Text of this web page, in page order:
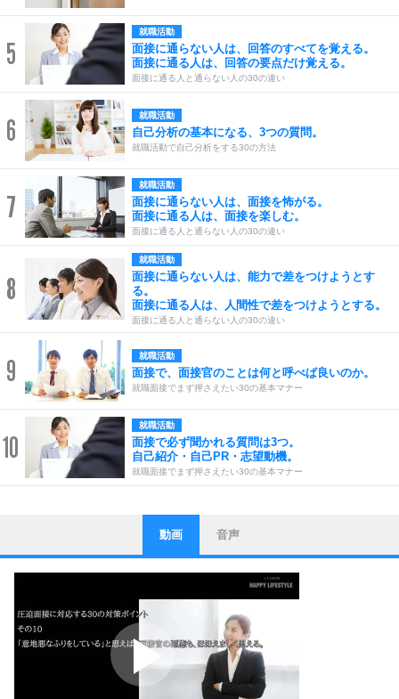
5
就職活動
面接に通らない人は、回答のすべてを覚える。
面接に通る人は、回答の要点だけ覚える。
面接に通る人と通らない人の30の違い
6 就職活動
自己分析の基本になる、3つの質問。
就職活動で自己分析をする30の方法
7
就職活動
面接に通らない人は、面接を怖がる。
面接に通る人は、面接を楽しむ。
面接に通る人と通らない人の30の違い
8
就職活動
面接に通らない人は、能力で差をつけようとす
る。
面接に通る人は、人間性で差をつけようとする。
面接に通る人と通らない人の30の違い
9 就職活動
面接で、面接官のことは何と呼べば良いのか。
就職面接でまず押さえたい30の基本マナー
10
就職活動
面接で必ず聞かれる質問は3つ。
自己紹介・自己PR・志望動機。
就職面接でまず押さえたい30の基本マナー
1
ストレス対策
他人と比べない。
いっそのこと、他人を見ない。
いらいらしない人になる30の方法
ポジティブになれない原因は、行動しないから。
ポジティブ思考になる30の方法
動画 音声